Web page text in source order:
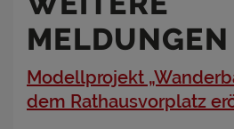
MELDUNGEN
Modellprojekt
dem Rathausvorplatz